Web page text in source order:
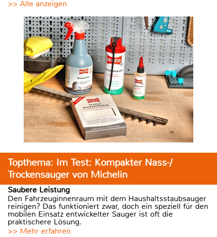
>> Alle anzeigen
Topthema: Im Test: Kompakter Nass-/
Trockensauger von Michelin
Saubere Leistung
Den Fahrzeuginnenraum mit dem Haushaltsstaubsauger
reinigen? Das funktioniert zwar, doch ein speziell für den
mobilen Einsatz entwickelter Sauger ist oft die
praktischere Lösung.
>> Mehr erfahren